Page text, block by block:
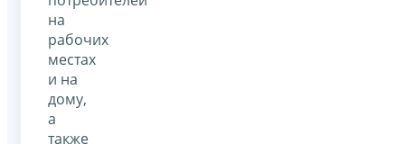
на
рабочих
местах
и на
дому,
а
также